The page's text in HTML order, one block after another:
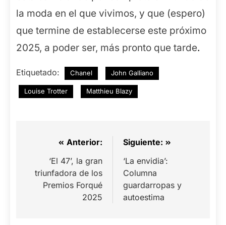
la moda en el que vivimos, y que (espero)
que termine de establecerse este próximo
2025, a poder ser, más pronto que tarde.
Etiquetado: Chanel John Galliano
Louise Trotter Matthieu Blazy
Navegación
entradas
Anterior:
‘El 47’, la gran
triunfadora de los
Premios Forqué
2025
Siguiente:
‘La envidia’:
Columna
guardarropas y
autoestima